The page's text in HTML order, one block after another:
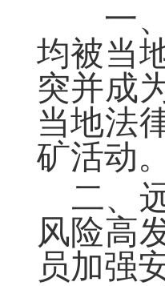
一、
均被当
突并成
当地法
矿活动。
二、
风险高
员加强